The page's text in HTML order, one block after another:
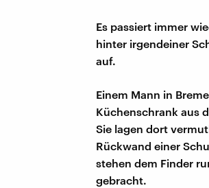
Es passiert immer
hinter irgendeiner
auf.
Einem Mann in
Küchenschrank aus
Sie lagen dort
Rückwand einer
stehen dem Finder
gebracht.